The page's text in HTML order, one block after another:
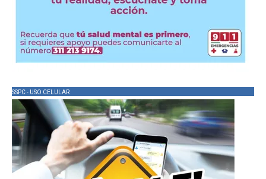
SSPC - USO CELULAR